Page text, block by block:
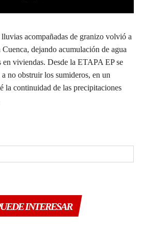
acompañadas de granizo volvió a
Cuenca, dejando acumulación de agua
en viviendas. Desde la ETAPA EP se
no obstruir los sumideros, en un
la continuidad de las precipitaciones
INTERESAR